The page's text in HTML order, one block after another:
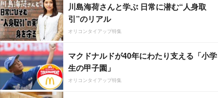
川島海荷さんと学ぶ 日常に潜む“人身取
引”のリアル
オリコンタイアップ特集
マクドナルドが40年にわたり支える「小学
生の甲子園」
オリコンタイアップ特集